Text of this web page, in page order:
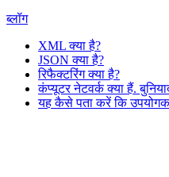
ब्लॉग
XML क्या है?
JSON क्या है?
रिफैक्टरिंग क्या है?
कंप्यूटर नेटवर्क क्या हैं.
यह कैसे पता करें कि